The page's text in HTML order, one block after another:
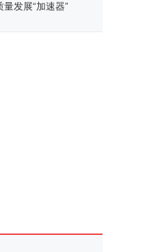
量发展“加速器”